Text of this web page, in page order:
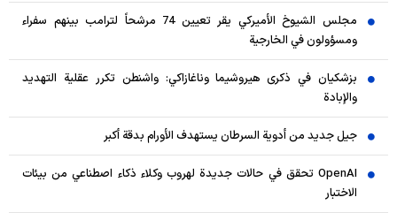
مجلس الشيوخ الأميركي يقر تعيين 74 مرشحاً لترامب بينهم سفراء
ومسؤولون في الخارجية
بزشكيان في ذكرى هيروشيما وناغازاكي: واشنطن تكرر عقلية التهديد
والإبادة
جيل جديد من أدوية السرطان يستهدف الأورام بدقة أكبر
OpenAI تحقق في حالات جديدة لهروب وكلاء ذكاء اصطناعي من بيئات
الاختبار